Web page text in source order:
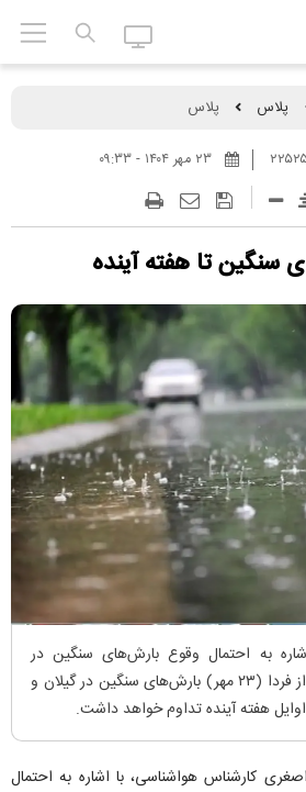
پلاس پلاس
به احتمال وقوع بارش‌های سنگین در
سواحل دریای خزر، گفت: از فردا (۲۳ مهر) بارش‌های سنگین در گیلان و
هفته آینده تداوم خواهد داشت.
کارشناس هواشناسی، با اشاره به احتمال